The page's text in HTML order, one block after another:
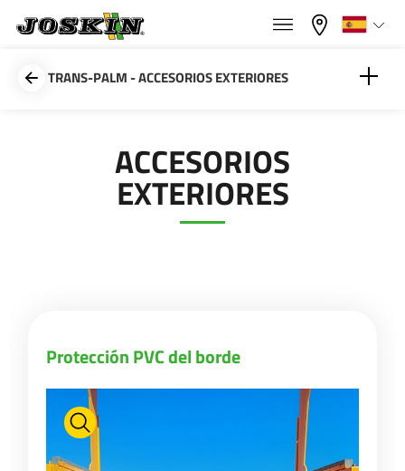
Menu
MUNDO JOSKIN
×
×
Seleccione su idioma
English
TRANS-PALM - ACCESORIOS EXTERIORES
ACCESORIOS
EXTERIORES
Protección PVC del borde